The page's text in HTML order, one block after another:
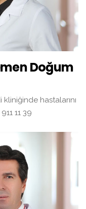
Doğum
kliniğinde hastalarını
11 39